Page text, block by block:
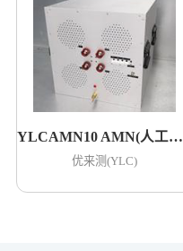
YLCAMN10 AMN(人工电源网络)
优来测(YLC)